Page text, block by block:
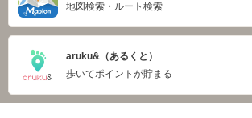
地図検索・ルート検索
aruku&（あるくと）
歩いてポイントが貯まる